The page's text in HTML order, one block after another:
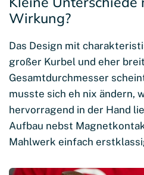
Wirkung?
Das Design mit
großer Kurbel und eher
Gesamtdurchmesser
musste sich eh nix ändern,
hervorragend in der Hand
Aufbau nebst
Mahlwerk einfach